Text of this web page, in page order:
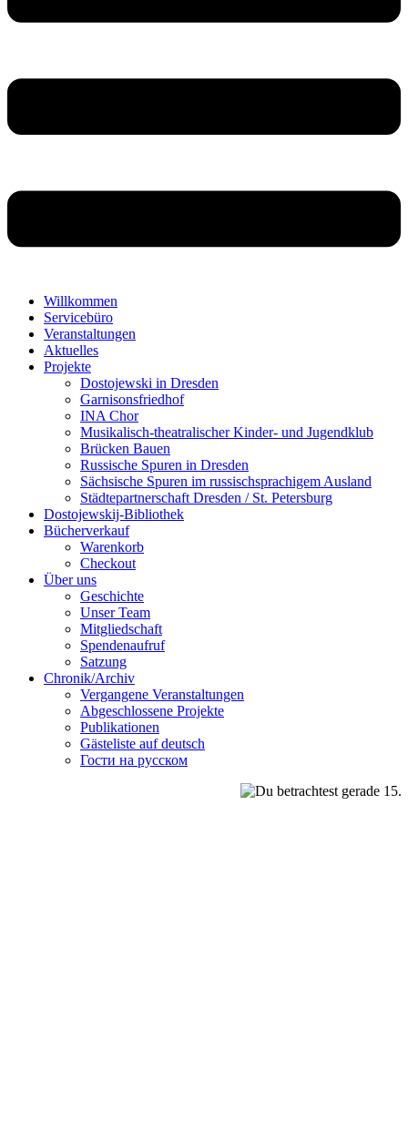
Willkommen
Servicebüro
Veranstaltungen
Aktuelles
Projekte
Dostojewski in Dresden
Garnisonsfriedhof
INA Chor
Musikalisch-theatralischer Kinder- und Jugendklub
Brücken Bauen
Russische Spuren in Dresden
Sächsische Spuren im russischsprachigem Ausland
Städtepartnerschaft Dresden / St. Petersburg
Dostojewskij-Bibliothek
Bücherverkauf
Warenkorb
Checkout
Über uns
Geschichte
Unser Team
Mitgliedschaft
Spendenaufruf
Satzung
Chronik/Archiv
Vergangene Veranstaltungen
Abgeschlossene Projekte
Publikationen
Gästeliste auf deutsch
Гости на русском